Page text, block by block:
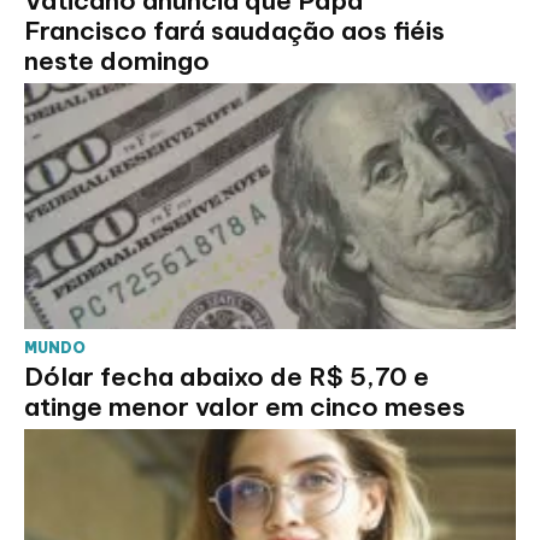
Francisco fará saudação aos fiéis
neste domingo
MUNDO
Dólar fecha abaixo de R$ 5,70 e
atinge menor valor em cinco meses